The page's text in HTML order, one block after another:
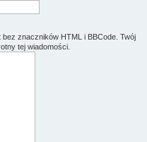
znaczników HTML i BBCode. Twój
tej wiadomości.